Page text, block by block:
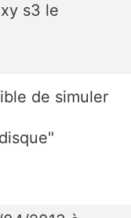
s3 le
de simuler